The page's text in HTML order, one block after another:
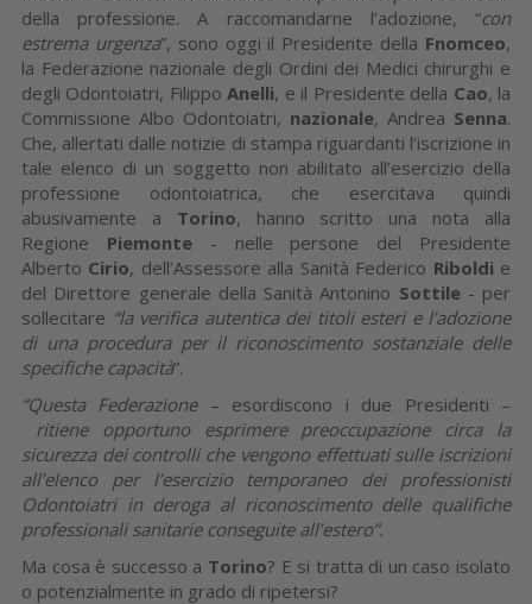
della professione. A raccomandarne l’adozione, “con
estrema urgenza”, sono oggi il Presidente della Fnomceo,
la Federazione nazionale degli Ordini dei Medici chirurghi e
degli Odontoiatri, FilippoAnelli, e il Presidente della Cao, la
Commissione Albo Odontoiatri, nazionale, Andrea Senna.
Che, allertati dalle notizie di stampa riguardanti l’iscrizione in
tale elenco di un soggetto non abilitato all’esercizio della
professione odontoiatrica, che esercitava quindi
abusivamente a Torino, hanno scritto una nota alla
Regione Piemonte- nelle persone del Presidente
Alberto Cirio, dell’Assessore alla Sanità Federico Riboldi e
del Direttore generale della Sanità Antonino Sottile- per
sollecitare “la verifica autentica dei titoli esteri e l’adozione
di una procedura per il riconoscimento sostanziale delle
specifiche capacità”.
“Questa Federazione– esordiscono i due Presidenti –
ritiene opportuno esprimere preoccupazione circa la
sicurezza dei controlli che vengono effettuati sulle iscrizioni
all’elenco per l’esercizio temporaneo dei professionisti
Odontoiatri in deroga al riconoscimento delle qualifiche
professionali sanitarie conseguite all’estero”.
Ma cosa è successo a Torino? E si tratta di un caso isolato
o potenzialmente in grado di ripetersi?